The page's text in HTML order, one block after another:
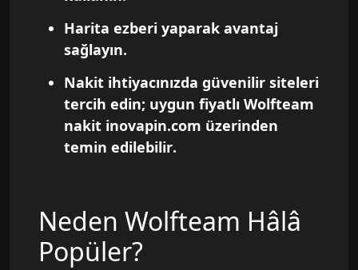
Harita ezberi yaparak avantaj
sağlayın.
Nakit ihtiyacınızda güvenilir siteleri
tercih edin; uygun fiyatlı Wolfteam
nakit inovapin.com üzerinden
temin edilebilir.
Neden Wolfteam Hâlâ
Popüler?